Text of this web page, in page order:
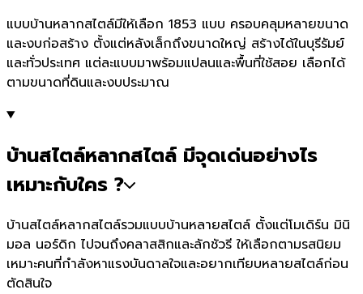
แบบบ้านหลากสไตล์มีให้เลือก 1853 แบบ ครอบคลุมหลายขนาด
และงบก่อสร้าง ตั้งแต่หลังเล็กถึงขนาดใหญ่ สร้างได้ในบุรีรัมย์
และทั่วประเทศ แต่ละแบบมาพร้อมแปลนและพื้นที่ใช้สอย เลือกได้
ตามขนาดที่ดินและงบประมาณ
บ้านสไตล์หลากสไตล์ มีจุดเด่นอย่างไร
เหมาะกับใคร ?
บ้านสไตล์หลากสไตล์รวมแบบบ้านหลายสไตล์ ตั้งแต่โมเดิร์น มินิ
มอล นอร์ดิก ไปจนถึงคลาสสิกและลักชัวรี ให้เลือกตามรสนิยม
เหมาะคนที่กำลังหาแรงบันดาลใจและอยากเทียบหลายสไตล์ก่อน
ตัดสินใจ